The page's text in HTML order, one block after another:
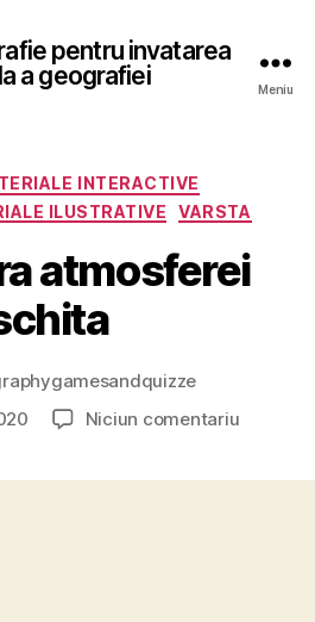
pentru invatarea
a geografiei
Meniu
Categorii
INTERACTIVE
ILUSTRATIVE
VARSTA
atmosferei
Niciun comentariula